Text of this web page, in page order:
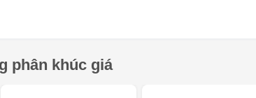
phân khúc giá